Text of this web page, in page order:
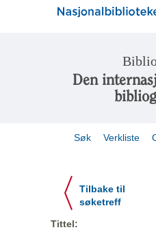
Den
Søk Verkliste
Tilbake til
søketreff
Tittel: